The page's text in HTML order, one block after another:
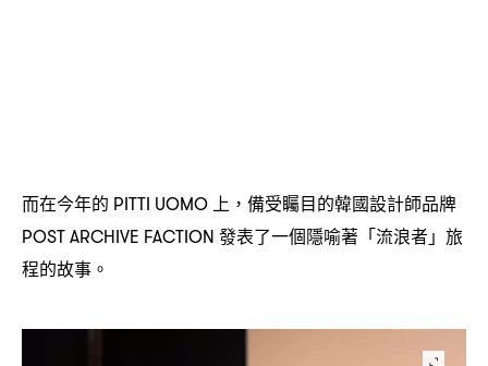
而在今年的 PITTI UOMO 上 ， 備受矚目的韓國設計師品牌
POST ARCHIVE FACTION 發表了一個隱喻著「流浪者」旅
程的故事。